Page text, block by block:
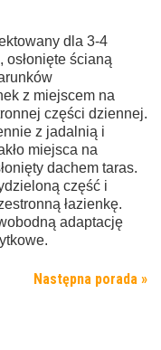
dla 3-4
ścianą
z miejscem na
części dziennej.
z jadalnią i
miejsca na
dachem taras.
część i
łazienkę.
adaptację
Następna porada »